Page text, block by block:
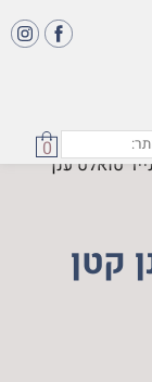
0
טואלט ענן
קטן